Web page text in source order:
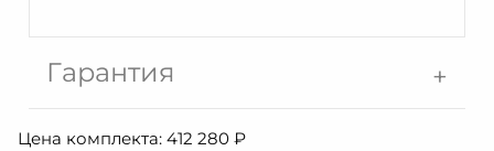
Гарантия
Цена комплекта: 412 280 ₽